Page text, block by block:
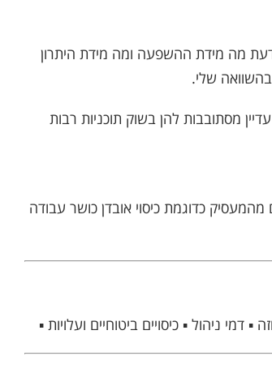
מה מידת ההשפעה ומה מידת היתרון
שלי.
עדיין מסתובבות להן בשוק תוכניות רבות
כדוגמת כיסוי אובדן כושר עבודה
דמי ניהול ▪ כיסויים ביטוחיים ועלויות ▪